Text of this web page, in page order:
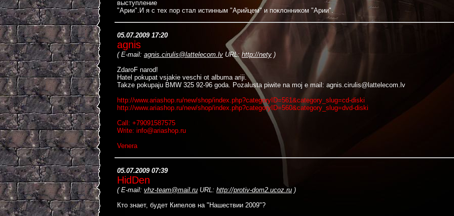
выступление
"Арии".И я с тех пор стал истинным "Арийцем" и поклонником "Арии".
05.07.2009 17:20
agnis
(E-mail: agnis.cirulis@lattelecom.lv URL: http://nety )
ZdaroF narod!
Hatel pokupat vsjakie veschi ot albuma ariji.
Takze pokupaju BMW 325 92-96 goda. Pozalusta piwite na moj e mail: agnis.cirulis@lattelecom.lv
http://www.ariashop.ru/new/shop/index.php?categoryID=561&category_slug=cd-diski
http://www.ariashop.ru/new/shop/index.php?categoryID=560&category_slug=dvd-diski
Call: +79091587575
Write: info@ariashop.ru
Venera
05.07.2009 07:39
HidDen
(E-mail: vhz-team@mail.ru URL: http://protiv-dom2.ucoz.ru )
Кто знает, будет Кипелов на "Нашествии 2009"?